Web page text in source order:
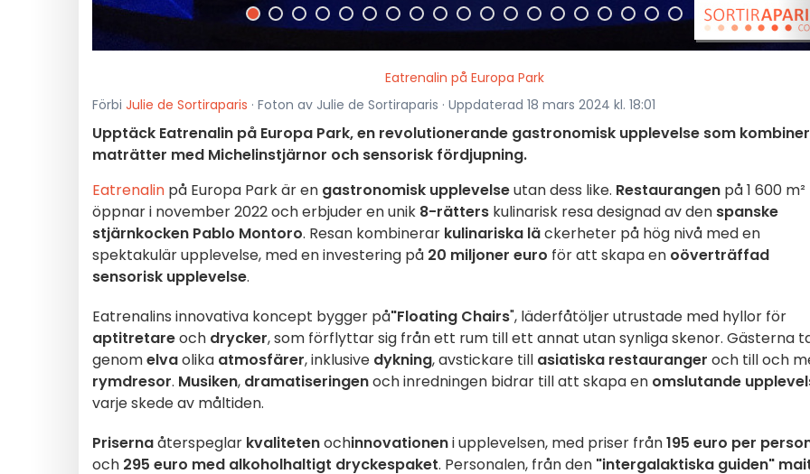
Eatrenalin på Europa Park
Förbi Julie de Sortiraparis · Foton av Julie de Sortiraparis · Uppdaterad 18 mars 2024 kl. 18:01
Upptäck Eatrenalin på Europa Park, en revolutionerande gastronomisk upplevelse som
maträtter med Michelinstjärnor och sensorisk fördjupning.
Eatrenalin på Europa Park är en gastronomisk upplevelseutan dess like. Restaurangen på 1 600 m²
öppnar i november 2022 och erbjuder en unik 8-rätters kulinarisk resa designad av den spanske
stjärnkocken Pablo Montoro. Resan kombinerar kulinariska läckerheter på hög nivå med en
spektakulär upplevelse, med en investering på 20 miljoner euro för att skapa en oöverträffad
sensorisk upplevelse.
Eatrenalins innovativa koncept bygger på"Floating Chairs", läderfåtöljer utrustade med hyllor för
aptitretareoch drycker, som förflyttar sig från ett rum till ett annat utan synliga skenor. Gästerna
genomelvaolika atmosfärer, inklusive dykning, avstickare till asiatiska restauranger och till och
rymdresor. Musiken, dramatiseringenoch inredningen bidrar till att skapa en omslutande
varje skede av måltiden.
Prisernaåterspeglar kvalitetenochinnovationeni upplevelsen, med priser från195 euro per
och 295 euro med alkoholhaltigt dryckespaket. Personalen, från den "intergalaktiska guiden"